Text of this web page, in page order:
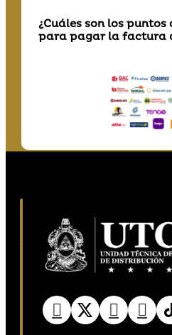
¿Cuáles son los
para pagar la factura